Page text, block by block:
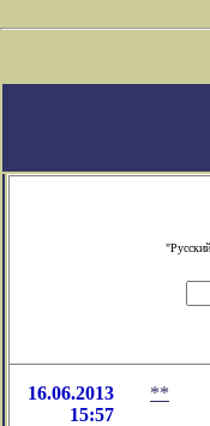
16.06.2013
15:57
**